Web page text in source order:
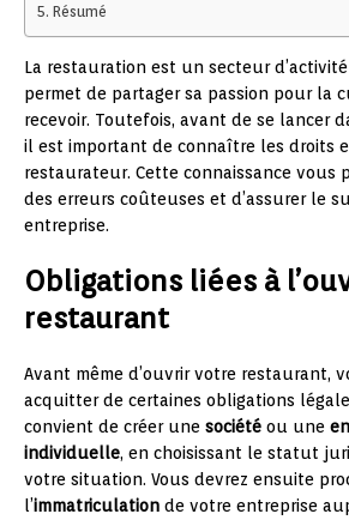
Résumé
La restauration est un secteur
permet de partager sa passion pour la
recevoir. Toutefois, avant de se lancer
il est important de connaître les droits
restaurateur. Cette connaissance vous
des erreurs coûteuses et d’assurer le
entreprise.
Obligations liées à
restaurant
Avant même d’ouvrir votre restaurant,
acquitter de certaines obligations
convient de créer une société ou une
individuelle, en choisissant le statut
votre situation. Vous devrez ensuite
l’immatriculation de votre entreprise